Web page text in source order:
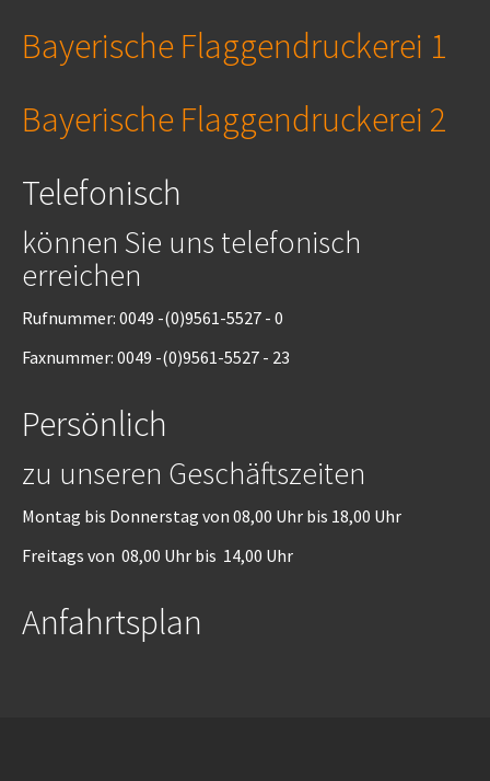
Bayerische Flaggendruckerei 1
Bayerische Flaggendruckerei 2
Telefonisch
können Sie uns telefonisch
erreichen
Rufnummer: 0049 -(0)9561-5527 - 0
Faxnummer: 0049 -(0)9561-5527 - 23
Persönlich
zu unseren Geschäftszeiten
Montag bis Donnerstag von 08,00 Uhr bis 18,00 Uhr
Freitags von 08,00 Uhr bis 14,00 Uhr
Anfahrtsplan